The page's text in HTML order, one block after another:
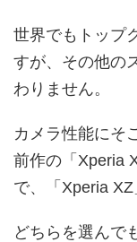
世界でもトップ
すが、その他の
わりません。
カメラ性能にそ
前作の「Xperia
で、「Xperia XZ
どちらを選んで